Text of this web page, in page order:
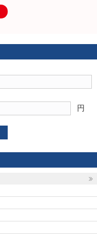
円